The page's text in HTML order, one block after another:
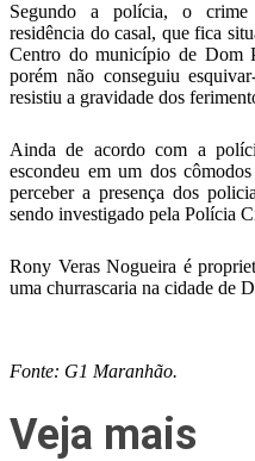
Segundo a polícia, o crime
residência do casal, que fica
Centro do município de Dom
porém não conseguiu
resistiu a gravidade dos
Ainda de acordo com a
escondeu em um dos
perceber a presença dos
sendo investigado pela Polícia
Rony Veras Nogueira é
uma churrascaria na cidade de
Fonte: G1 Maranhão.
Veja mais